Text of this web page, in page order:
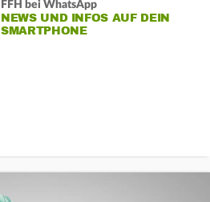
FFH bei WhatsApp
NEWS UND INFOS AUF DEIN
SMARTPHONE